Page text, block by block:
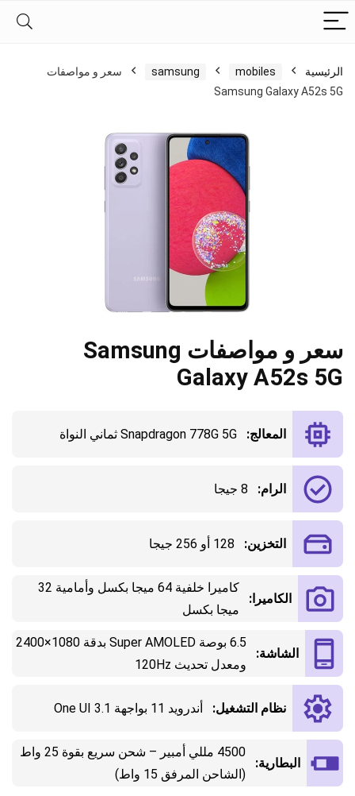
الرئيسية mobiles
samsung
سعر و مواصفات
Samsung Galaxy A52s 5G
سعر و مواصفات Samsung
Galaxy A52s 5G
المعالج: Snapdragon 778G 5G ثماني النواة
الرام: 8 جيجا
التخزين: 128 أو 256 جيجا
الكاميرا:
كاميرا خلفية 64 ميجا بكسل وأمامية 32
ميجا بكسل
الشاشة:
6.5 بوصة Super AMOLED بدقة 1080×2400
ومعدل تحديث 120Hz
نظام التشغيل: أندرويد 11 بواجهة One UI 3.1
البطارية:
4500 مللي أمبير – شحن سريع بقوة 25 واط
(الشاحن المرفق 15 واط)